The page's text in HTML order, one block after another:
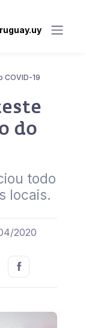
COVID-19
do
todo
locais.
2020